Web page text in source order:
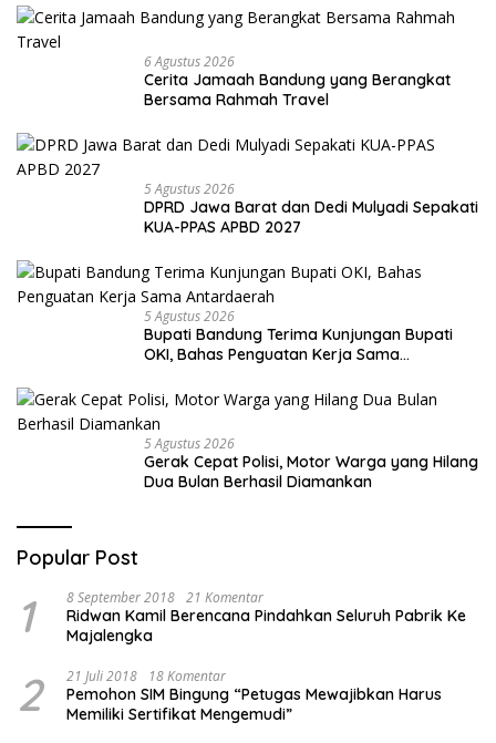
Terintegrasi
6 Agustus 2026
Cerita Jamaah Bandung yang Berangkat
Bersama Rahmah Travel
5 Agustus 2026
DPRD Jawa Barat dan Dedi Mulyadi Sepakati
KUA-PPAS APBD 2027
5 Agustus 2026
Bupati Bandung Terima Kunjungan Bupati
OKI, Bahas Penguatan Kerja Sama
5 Agustus 2026
Gerak Cepat Polisi, Motor Warga yang Hilang
Dua Bulan Berhasil Diamankan
Popular Post
1 8 September 2018 21 Komentar
Ridwan Kamil Berencana Pindahkan Seluruh Pabrik Ke
Majalengka
2 21 Juli 2018 18 Komentar
Pemohon SIM Bingung “Petugas Mewajibkan Harus
Memiliki Sertifikat Mengemudi”